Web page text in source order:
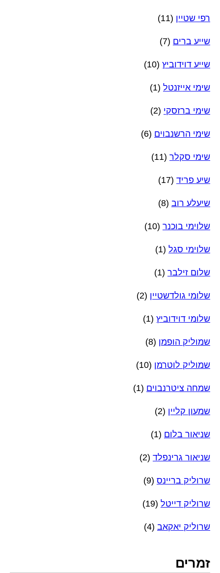
רפי שטיין (11)
שייע ברים (7)
שייע דוידוביץ (10)
שימי אייזנטל (1)
שימי ברזסקי (2)
שימי הרשנבוים (6)
שימי סקלר (11)
שיע פריד (17)
שיעלע רוב (8)
שלוימי בוכנר (10)
שלוימי סגל (1)
שלום זילבר (1)
שלומי גולדשטיין (2)
שלומי דוידוביץ (1)
שמוליק הופמן (8)
שמוליק לוטרמן (10)
שמחה ציטרנבוים (1)
שמעון קליין (2)
שניאור בלום (1)
שניאור גרינפלד (2)
שרוליק בריינס (9)
שרוליק דייטל (19)
שרוליק יאקאב (4)
זמרים